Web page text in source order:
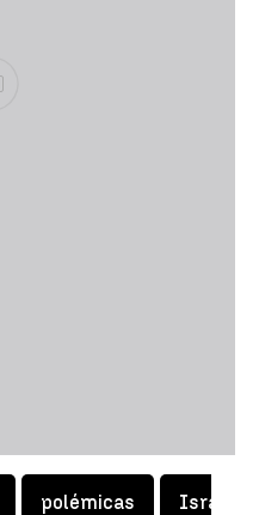
polémicas Israel